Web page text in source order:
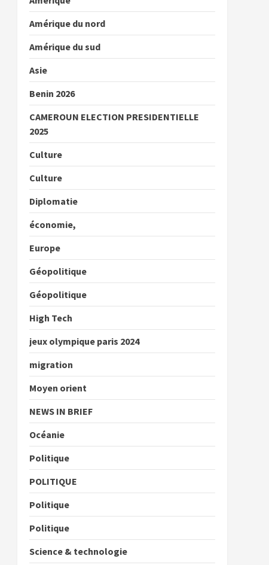
Amérique du nord
Amérique du sud
Asie
Benin 2026
CAMEROUN ELECTION PRESIDENTIELLE
2025
Culture
Culture
Diplomatie
économie,
Europe
Géopolitique
Géopolitique
High Tech
jeux olympique paris 2024
migration
Moyen orient
NEWS IN BRIEF
Océanie
Politique
POLITIQUE
Politique
Politique
Science & technologie